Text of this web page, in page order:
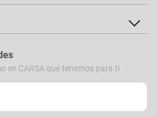
en CARSA que tenemos para ti